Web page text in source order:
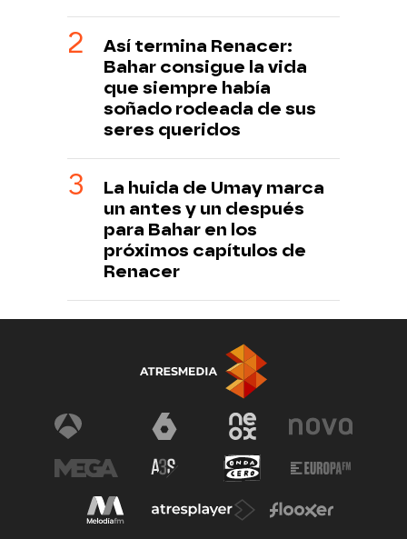
Así termina Renacer:
Bahar consigue la vida
que siempre había
soñado rodeada de sus
seres queridos
La huida de Umay marca
un antes y un después
para Bahar en los
próximos capítulos de
Renacer